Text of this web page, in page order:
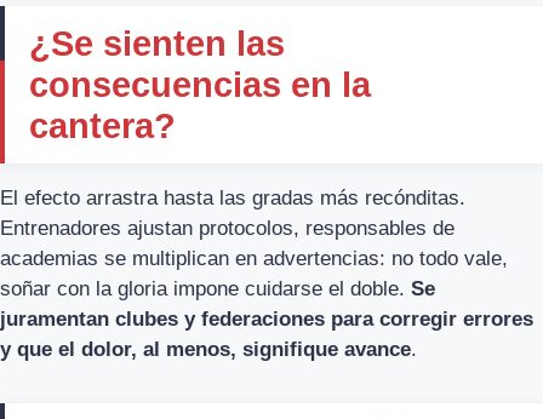
¿Se sienten las
consecuencias en la
cantera?
El efecto arrastra hasta las gradas más recónditas.
Entrenadores ajustan protocolos, responsables de
academias se multiplican en advertencias: no todo vale,
soñar con la gloria impone cuidarse el doble. Se
juramentan clubes y federaciones para corregir errores
y que el dolor, al menos, signifique avance.